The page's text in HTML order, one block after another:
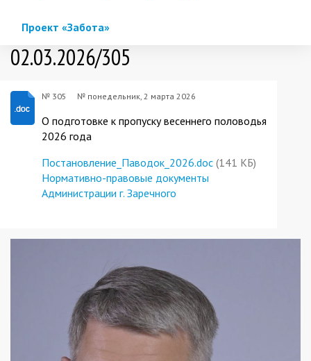
Проект «Забота»
02.03.2026/305
№ 305 № понедельник, 2 марта 2026
О подготовке к пропуску весеннего половодья
2026 года
Постановление_Паводок_2026.doc (141 КБ)
Нормативно-правовые документы
Администрации г. Заречного